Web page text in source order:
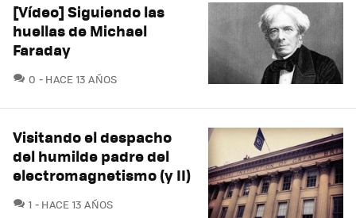
[Vídeo] Siguiendo las
huellas de Michael
Faraday
0 COMENTARIOS
HACE 13 AÑOS
Visitando el despacho
del humilde padre del
electromagnetismo (y II)
1 COMENTARIOS
HACE 13 AÑOS